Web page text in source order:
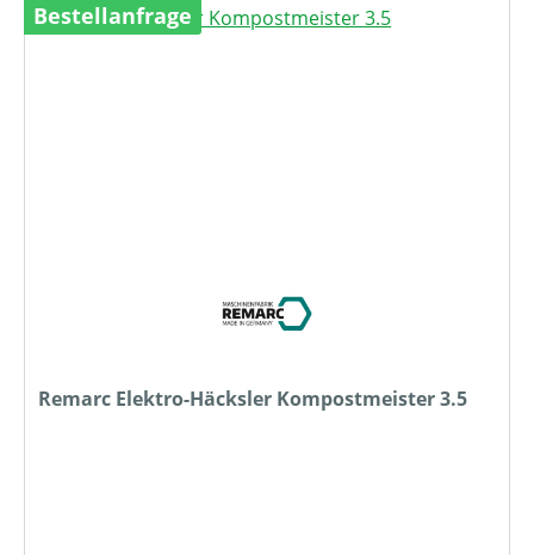
Bestellanfrage
Remarc Elektro-Häcksler Kompostmeister 3.5